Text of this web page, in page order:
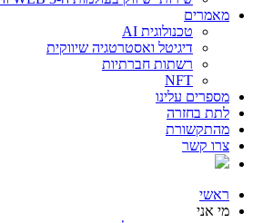
מאמרים
טכנולוגית AI
דיגיטל ואסטרטגיה שיווקית
רשתות חברתיות
NFT
מספרים עלינו
לתת בחזרה
מהתקשורת
צרו קשר
ראשי
מי אני